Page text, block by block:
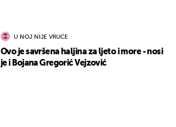
U NOJ NIJE VRUĆE
Ovo je savršena haljina za ljeto i more - nosi
je i Bojana Gregorić Vejzović